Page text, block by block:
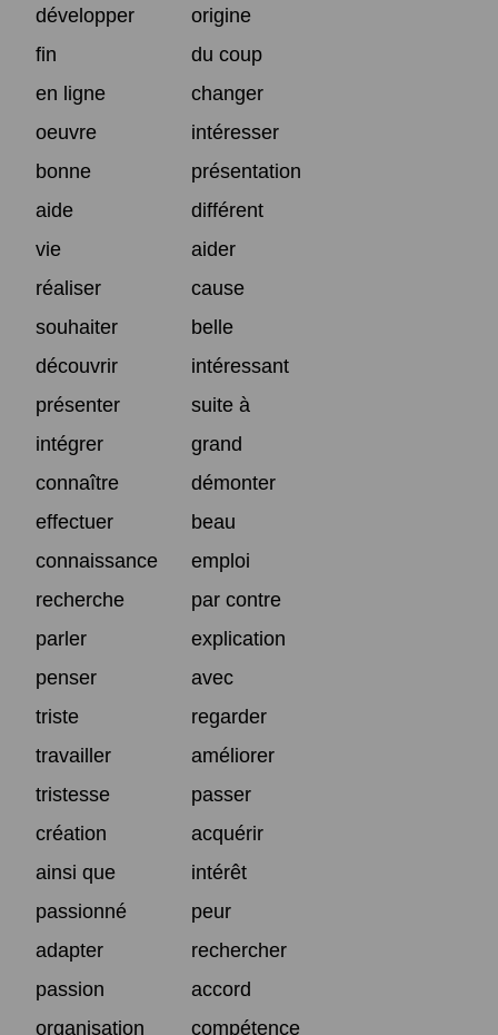
développer
origine
fin
du coup
en ligne
changer
oeuvre
intéresser
bonne
présentation
aide
différent
vie
aider
réaliser
cause
souhaiter
belle
découvrir
intéressant
présenter
suite à
intégrer
grand
connaître
démonter
effectuer
beau
connaissance
emploi
recherche
par contre
parler
explication
penser
avec
triste
regarder
travailler
améliorer
tristesse
passer
création
acquérir
ainsi que
intérêt
passionné
peur
adapter
rechercher
passion
accord
organisation
compétence